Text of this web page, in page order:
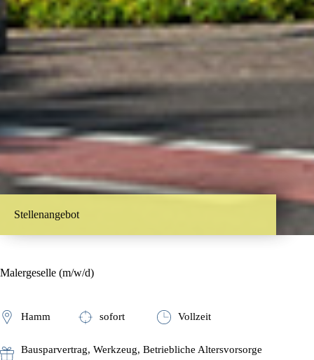
Stellenangebot
Malergeselle (m/w/d)
Hamm sofort Vollzeit
Bausparvertrag, Werkzeug, Betriebliche Altersvorsorge